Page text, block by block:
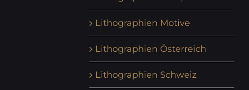
Lithographien Motive
Lithographien Österreich
Lithographien Schweiz